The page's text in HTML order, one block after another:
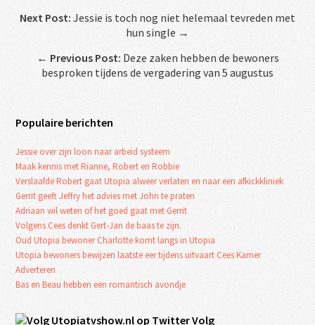
Next Post: Jessie is toch nog niet helemaal tevreden met
hun single →
← Previous Post: Deze zaken hebben de bewoners
besproken tijdens de vergadering van 5 augustus
Populaire berichten
Jessie over zijn loon naar arbeid systeem
Maak kennis met Rianne, Robert en Robbie
Verslaafde Robert gaat Utopia alweer verlaten en naar een afkickkliniek
Gerrit geeft Jeffry het advies met John te praten
Adriaan wil weten of het goed gaat met Gerrit
Volgens Cees denkt Gert-Jan de baas te zijn.
Oud Utopia bewoner Charlotte komt langs in Utopia
Utopia bewoners bewijzen laatste eer tijdens uitvaart Cees Kamer
Adverteren
Bas en Beau hebben een romantisch avondje
Volg